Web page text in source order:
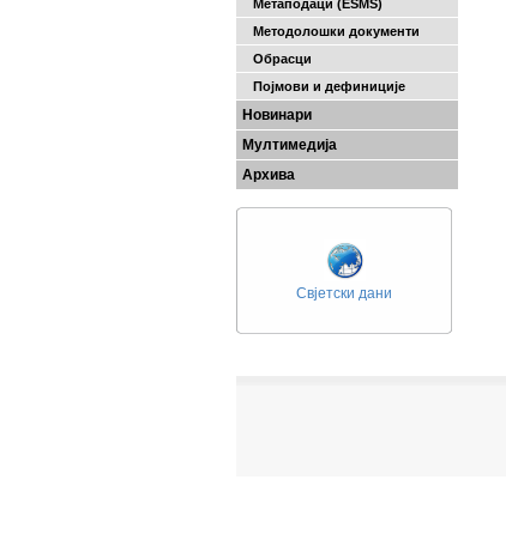
Метаподаци (ESMS)
Методолошки документи
Обрасци
Појмови и дефиниције
Новинари
Мултимедија
Архива
Свјетски дани